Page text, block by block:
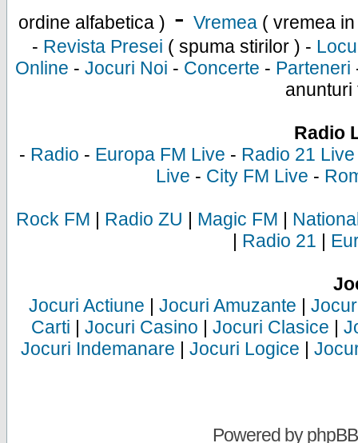
ordine alfabetica ) - Vremea ( vremea
- Revista Presei ( spuma stirilor ) -
Online - Jocuri Noi - Concerte - Parteneri
anunturi
Radio
- Radio - Europa FM Live - Radio 21 Live
Live - City FM Live -
Rock FM | Radio ZU | Magic FM |
| Radio 21 |
Jocuri Actiune | Jocuri Amuzante |
Carti | Jocuri Casino | Jocuri Clasice |
Jocuri Indemanare | Jocuri Logice |
Powered byphpBB